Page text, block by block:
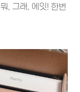
, 그래, 에잇! 한번